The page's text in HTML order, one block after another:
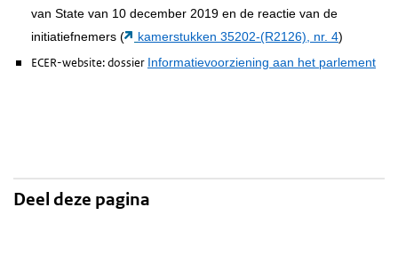
van State van 10 december 2019 en de reactie van de
initiatiefnemers (
kamerstukken 35202-(R2126), nr. 4)
ECER-website: dossier Informatievoorziening aan het parlement
Deel deze pagina